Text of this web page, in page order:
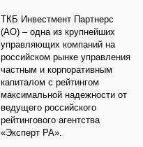
ТКБ Инвестмент Партнерс
(АО) – одна из крупнейших
управляющих компаний на
российском рынке управления
частным и корпоративным
капиталом с рейтингом
максимальной надежности от
ведущего российского
рейтингового агентства
«Эксперт РА».